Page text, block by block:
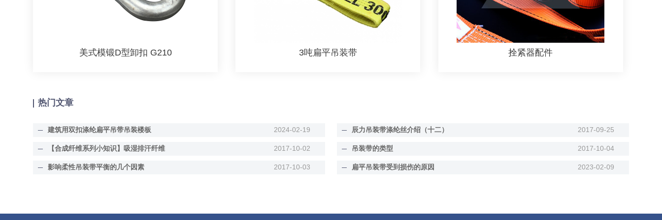
美式模锻D型卸扣 G210 3吨扁平吊装带 拴紧器配件
热门文章
建筑用双扣涤纶扁平吊带吊装楼板 2024-02-19 辰力吊装带涤纶丝介绍（十二） 2017-09-25
【合成纤维系列小知识】吸湿排汗纤维 2017-10-02 吊装带的类型 2017-10-04
影响柔性吊装带平衡的几个因素 2017-10-03 扁平吊装带受到损伤的原因 2023-02-09